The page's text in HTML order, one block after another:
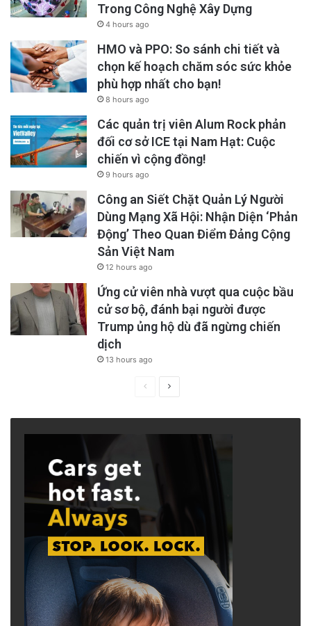
Trong Công Nghệ Xây Dựng
4 hours ago
HMO và PPO: So sánh chi tiết và
chọn kế hoạch chăm sóc sức khỏe
phù hợp nhất cho bạn!
8 hours ago
Các quản trị viên Alum Rock phản
đối cơ sở ICE tại Nam Hạt: Cuộc
chiến vì cộng đồng!
9 hours ago
Công an Siết Chặt Quản Lý Người
Dùng Mạng Xã Hội: Nhận Diện ‘Phản
Động’ Theo Quan Điểm Đảng Cộng
Sản Việt Nam
12 hours ago
Ứng cử viên nhà vượt qua cuộc bầu
cử sơ bộ, đánh bại người được
Trump ủng hộ dù đã ngừng chiến
dịch
13 hours ago
PreviousNext